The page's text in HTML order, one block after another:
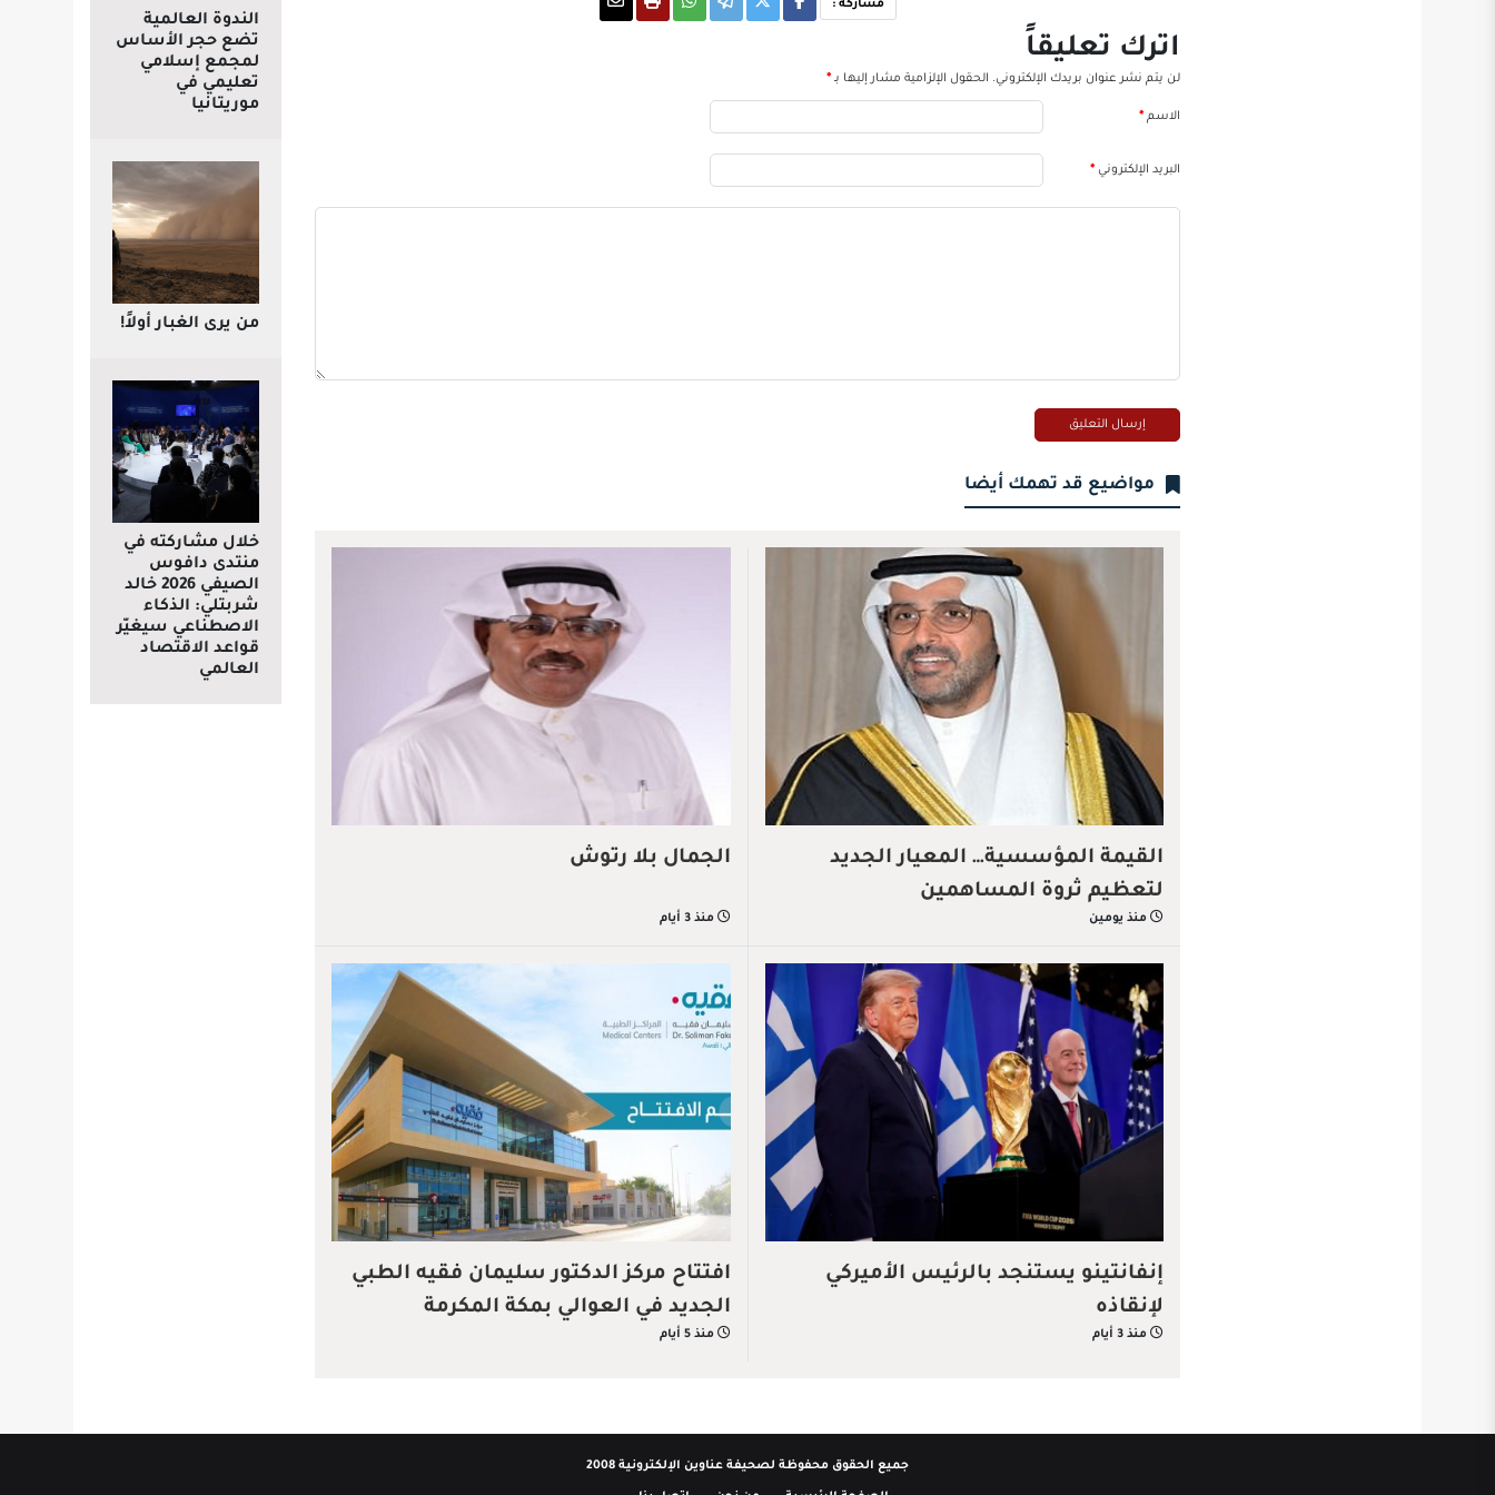
مشاركة :
اترك تعليقاً
لن يتم نشر عنوان بريدك الإلكتروني. الحقول الإلزامية مشار إليها بـ*
الاسم*
البريد الإلكتروني*
مواضيع قد تهمك أيضا
القيمة المؤسسية… المعيار الجديد
لتعظيم ثروة المساهمين
منذ يومين
الجمال بلا رتوش
منذ 3 أيام
إنفانتينو يستنجد بالرئيس الأميركي
لإنقاذه
منذ 3 أيام
افتتاح مركز الدكتور سليمان فقيه الطبي
الجديد في العوالي بمكة المكرمة
منذ 5 أيام
الندوة العالمية
تضع حجر الأساس
لمجمع إسلامي
تعليمي في
موريتانيا
من يرى الغبار أولاً!
خلال مشاركته في
منتدى دافوس
الصيفي 2026 خالد
شربتلي: الذكاء
الاصطناعي سيغيّر
قواعد الاقتصاد
العالمي
جميع الحقوق محفوظة لصحيفة عناوين الإلكترونية 2008